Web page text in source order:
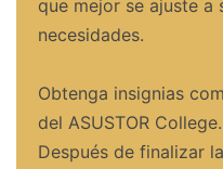
que mejor se ajuste
necesidades.
Obtenga insignias
del ASUSTOR College.
Después de finalizar